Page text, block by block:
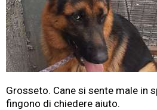
Grosseto. Cane si sente male in
fingono di chiedere aiuto.